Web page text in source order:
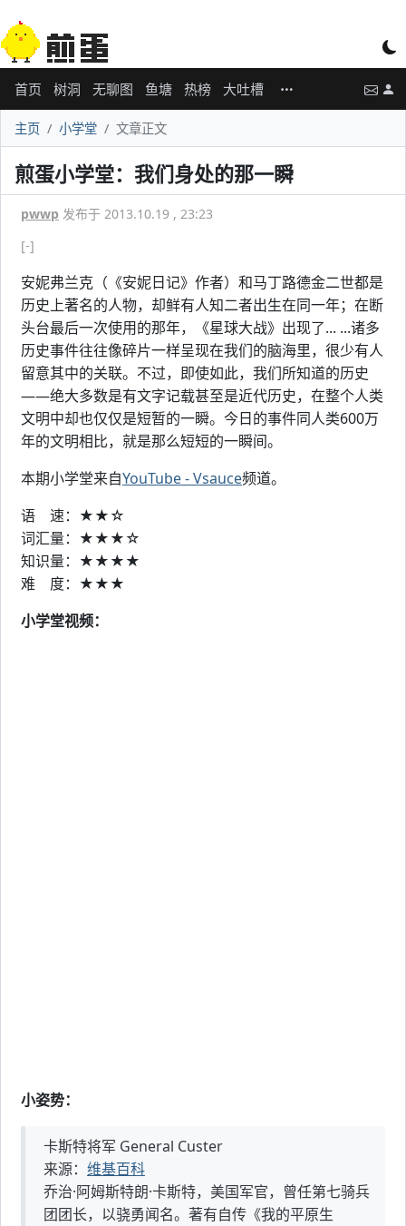
首页 树洞 无聊图 鱼塘 热榜 大吐槽
主页 小学堂 文章正文
煎蛋小学堂：我们身处的那一瞬
pwwp 发布于 2013.10.19 , 23:23
[-]
安妮弗兰克（《安妮日记》作者）和马丁路德金二世都是
历史上著名的人物，却鲜有人知二者出生在同一年；在断
头台最后一次使用的那年，《星球大战》出现了... ...诸多
历史事件往往像碎片一样呈现在我们的脑海里，很少有人
留意其中的关联。不过，即使如此，我们所知道的历史
——绝大多数是有文字记载甚至是近代历史，在整个人类
文明中却也仅仅是短暂的一瞬。今日的事件同人类600万
年的文明相比，就是那么短短的一瞬间。
本期小学堂来自YouTube - Vsauce频道。
语 速：★★☆
词汇量：★★★☆
知识量：★★★★
难 度：★★★
小学堂视频：
小姿势：
卡斯特将军 General Custer
来源： 维基百科
乔治·阿姆斯特朗·卡斯特，美国军官，曾任第七骑兵
团团长，以骁勇闻名。著有自传《我的平原生